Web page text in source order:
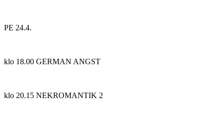
PE 24.4.
klo 18.00 GERMAN ANGST
klo 20.15 NEKROMANTIK 2